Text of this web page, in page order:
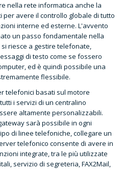
nella rete informatica anche la
avere il controllo globale di tutto
interne ed esterne. L'avvento
un passo fondamentale nella
riesce a gestire telefonate,
di testo come se fossero
ed è quindi possibile una
flessibile.
telefonici basati sul motore
i servizi di un centralino
altamente personalizzabili.
sarà possibile in ogni
di linee telefoniche, collegare un
telefonico consente di avere in
integrate, tra le più utilizzate
servizio di segreteria, FAX2Mail,